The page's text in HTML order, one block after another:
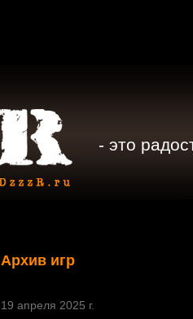
- это
Архив игр
19 апреля 2025 г.